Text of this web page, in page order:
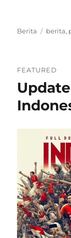
Categories
Berita Tags
berita,
FEATURED